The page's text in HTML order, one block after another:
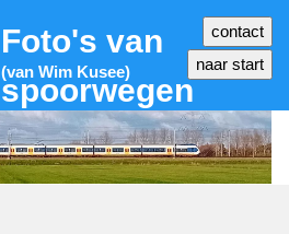
Foto's van
spoorwegen
(van Wim Kusee)